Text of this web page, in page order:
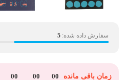
سفارش داده شده: 5
زمان باقی مانده
00
00
00